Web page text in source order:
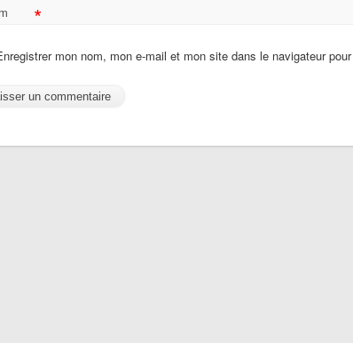
*
mon nom, mon e-mail et mon site dans le navigateur